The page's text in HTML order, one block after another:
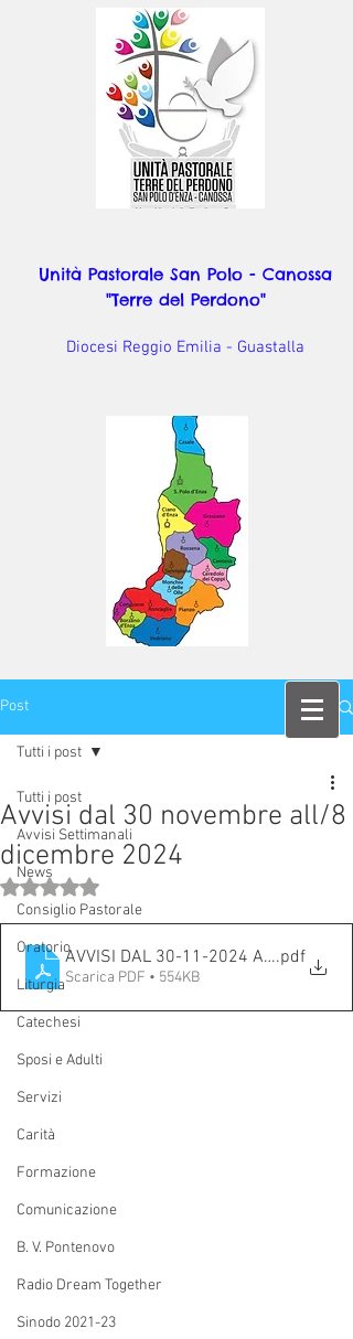
Unità Pastorale San Polo - Canossa
"Terre del Perdono"
Diocesi Reggio Emilia - Guastalla
Post
Tutti i post
Avvisi Settimanali
News
Consiglio Pastorale
Oratorio
Liturgia
Catechesi
Sposi e Adulti
Servizi
Carità
Formazione
Comunicazione
B. V. Pontenovo
Radio Dream Together
Sinodo 2021-23
Tutti i post
Avvisi dal 30 novembre all/8
dicembre 2024
Valutazione NaN stelle su 5.
AVVISI DAL 30-11-2024 AL 08-12-
.pdf
Scarica PDF • 554KB